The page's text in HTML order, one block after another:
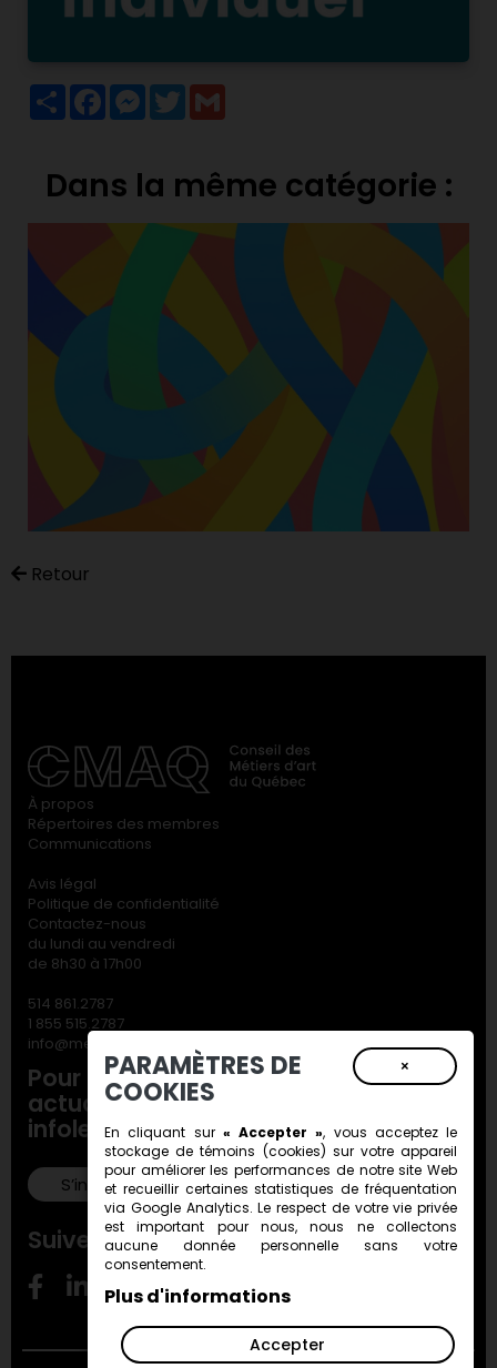
PartagerFacebook
Messenger
Twitter
Dans la même catégorie :
Retour
À propos
Répertoires des membres
Communications
Avis légal
Politique de confidentialité
Contactez-nous
du lundi au vendredi
de 8h30 à 17h00
514 861.2787
1 855 515.2787
info@metiersdart.ca
Pour ne rien manquer de nos
actualités, inscrivez-vous à notre
infolettre!
S’inscrire!
Suivez-nous!
×
PARAMÈTRES DE
COOKIES
En cliquant sur « Accepter », vous acceptez le
stockage detémoins (cookies) sur votre appareil
pour améliorer les performances de notre site Web
et recueillir certaines statistiques de fréquentation
via Google Analytics. Le respect de votre vie privée
est important pour nous, nous ne collectons
aucune donnée personnelle sans votre
consentement.
Plus d'informations
Accepter